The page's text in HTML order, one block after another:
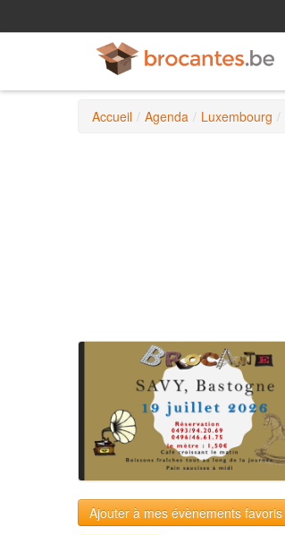
Accueil / Agenda / Luxembourg /
Ajouter à mes évènements favoris